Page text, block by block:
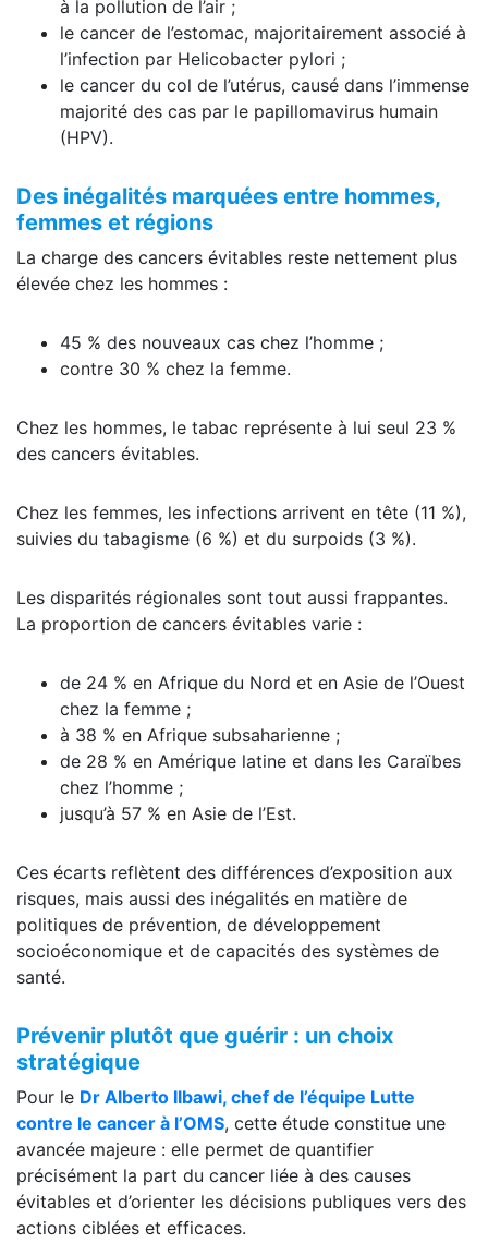
à la pollution de l’air ;
le cancer de l’estomac, majoritairement associé à
l’infection par Helicobacter pylori ;
le cancer du col de l’utérus, causé dans l’immense
majorité des cas par le papillomavirus humain
(HPV).
Des inégalités marquées entre hommes,
femmes et régions
La charge des cancers évitables reste nettement plus
élevée chez les hommes :
45 % des nouveaux cas chez l’homme ;
contre 30 % chez la femme.
Chez les hommes, le tabac représente à lui seul 23 %
des cancers évitables.
Chez les femmes, les infections arrivent en tête (11 %),
suivies du tabagisme (6 %) et du surpoids (3 %).
Les disparités régionales sont tout aussi frappantes.
La proportion de cancers évitables varie :
de 24 % en Afrique du Nord et en Asie de l’Ouest
chez la femme ;
à 38 % en Afrique subsaharienne ;
de 28 % en Amérique latine et dans les Caraïbes
chez l’homme ;
jusqu’à 57 % en Asie de l’Est.
Ces écarts reflètent des différences d’exposition aux
risques, mais aussi des inégalités en matière de
politiques de prévention, de développement
socioéconomique et de capacités des systèmes de
santé.
Prévenir plutôt que guérir : un choix
stratégique
Pour le Dr Alberto Ilbawi, chef de l’équipe Lutte
contre le cancer à l’OMS, cette étude constitue une
avancée majeure : elle permet de quantifier
précisément la part du cancer liée à des causes
évitables et d’orienter les décisions publiques vers des
actions ciblées et efficaces.